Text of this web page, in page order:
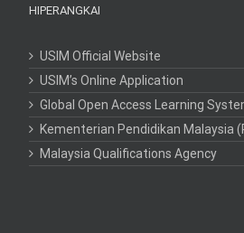
HIPERANGKAI
USIM Official Website
USIM’s Online Application
Global Open Access Learning
Kementerian Pendidikan Malaysia
Malaysia Qualifications Agency